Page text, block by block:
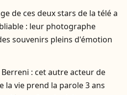
de ces deux stars de la télé a
: leur photographe
souvenirs pleins d'émotion
: cet autre acteur de
la vie prend la parole 3 ans